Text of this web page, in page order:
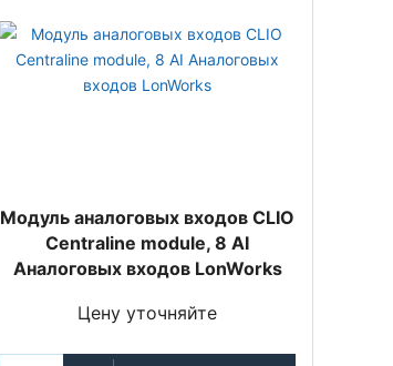
Mодуль аналоговых входов CLIO
Centraline module, 8 AI
Аналоговых входов LonWorks
Цену уточняйте